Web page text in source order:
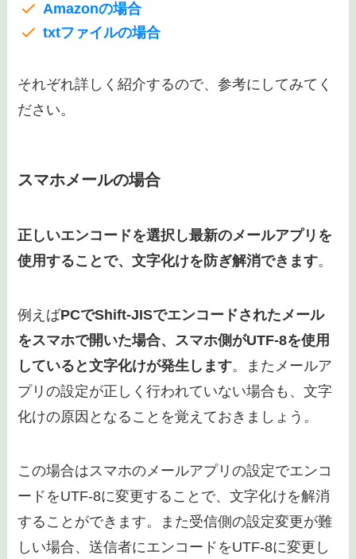
Amazonの場合
txtファイルの場合
それぞれ詳しく紹介するので、参考にしてみてく
ださい。
スマホメールの場合
正しいエンコードを選択し最新のメールアプリを
使用することで、文字化けを防ぎ解消できます。
例えばPCでShift-JISでエンコードされたメール
をスマホで開いた場合、スマホ側がUTF-8を使用
していると文字化けが発生します。またメールア
プリの設定が正しく行われていない場合も、文字
化けの原因となることを覚えておきましょう。
この場合はスマホのメールアプリの設定でエンコ
ードをUTF-8に変更することで、文字化けを解消
することができます。また受信側の設定変更が難
しい場合、送信者にエンコードをUTF-8に変更し